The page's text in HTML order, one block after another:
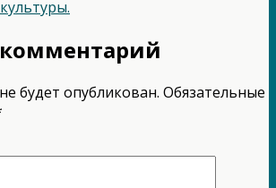
будет опубликован. Обязательные